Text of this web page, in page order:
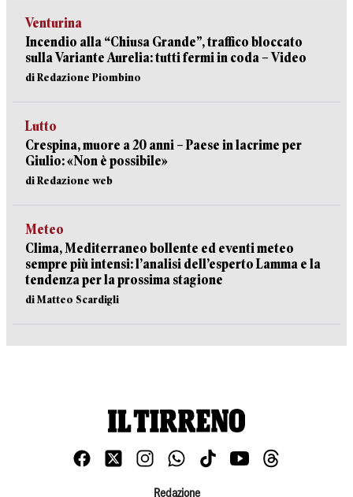
Venturina
Incendio alla “Chiusa Grande”, traffico bloccato
sulla Variante Aurelia: tutti fermi in coda – Video
di Redazione Piombino
Lutto
Crespina, muore a 20 anni – Paese in lacrime per
Giulio: «Non è possibile»
di Redazione web
Meteo
Clima, Mediterraneo bollente ed eventi meteo
sempre più intensi: l’analisi dell’esperto Lamma e la
tendenza per la prossima stagione
di Matteo Scardigli
Redazione